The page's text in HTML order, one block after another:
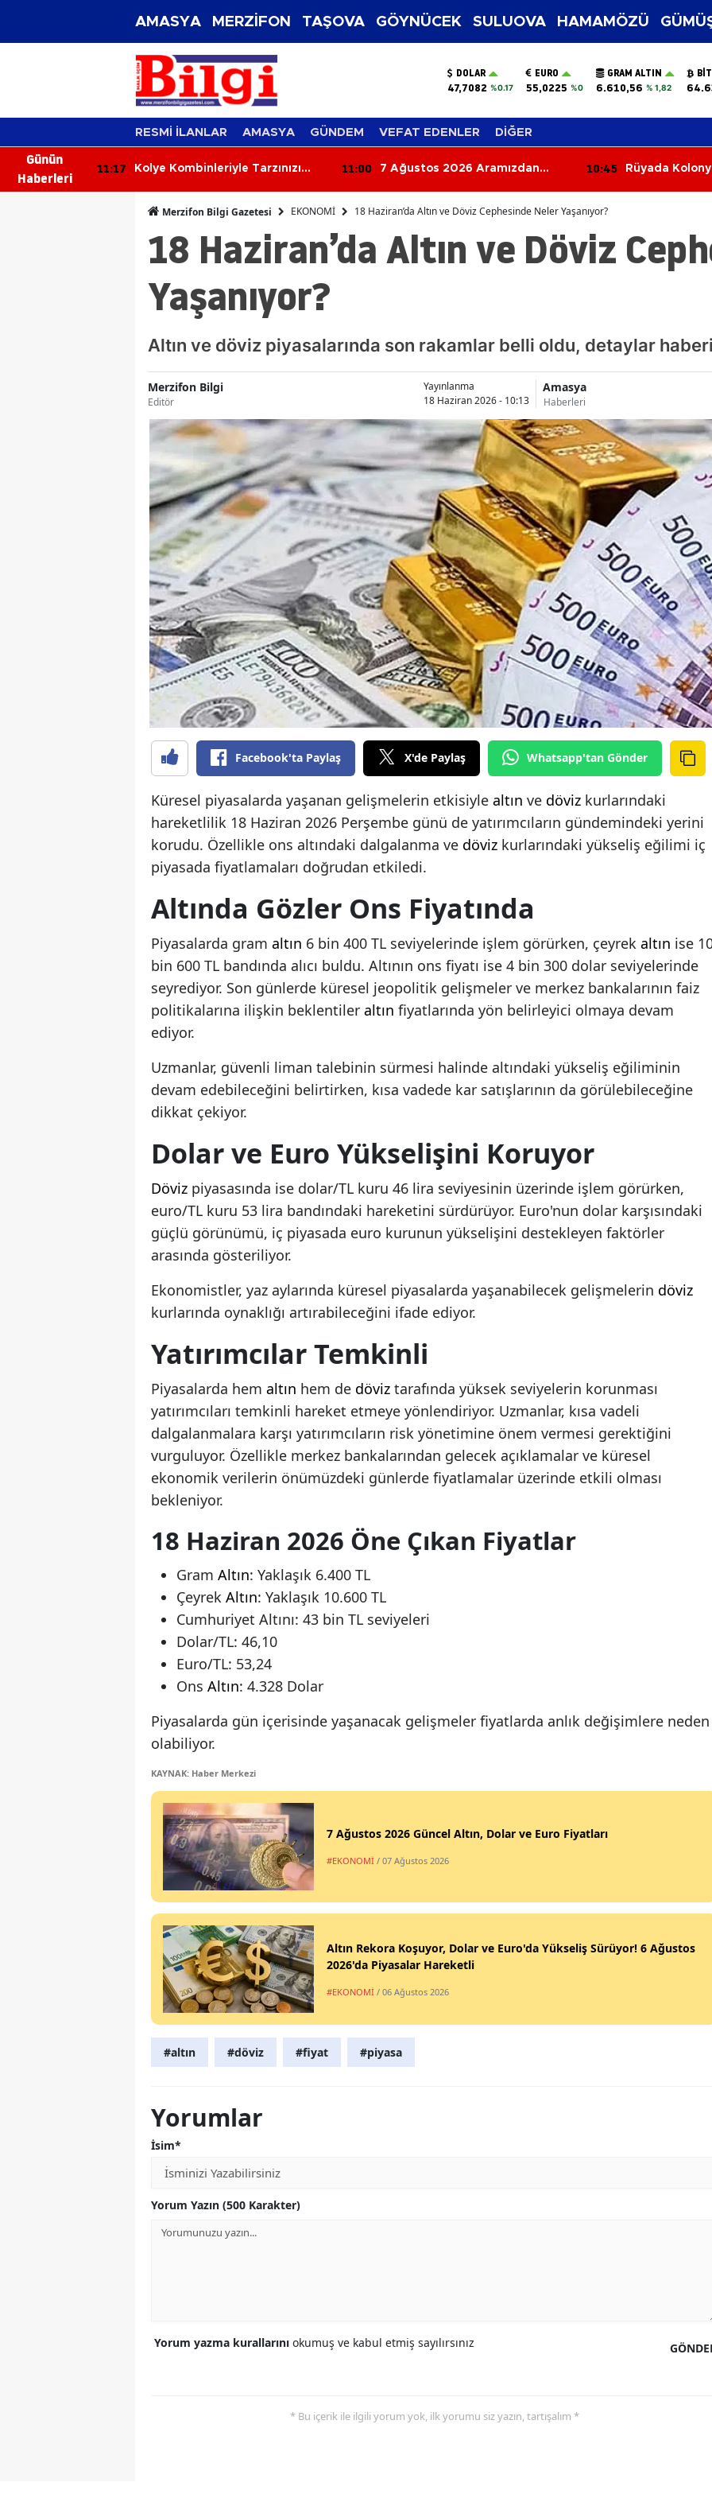
AMASYA MERZİFON TAŞOVA GÖYNÜCEK SULUOVA HAMAMÖZÜ
DOLAR
47,7082 %0.17
EURO
55,0225 %0
GRAM ALTIN
6.610,56 % 1,82
RESMİ İLANLAR AMASYA GÜNDEM VEFAT EDENLER DİĞER
Günün
Haberleri
11:17
Kolye Kombinleriyle Tarzınızı
11:00
7 Ağustos 2026 Aramızdan
10:45
Rüyada
Merzifon Bilgi Gazetesi EKONOMİ 18 Haziran’da Altın ve Döviz Cephesinde Neler Yaşanıyor?
18 Haziran’da Altın ve Döviz
Yaşanıyor?
Altın ve döviz piyasalarında son rakamlar belli oldu, detaylar
Merzifon Bilgi
Editör
Yayınlanma
18 Haziran 2026 - 10:13
Amasya
Haberleri
Facebook'ta Paylaş X'de Paylaş Whatsapp'tan Gönder
Küresel piyasalarda yaşanan gelişmelerin etkisiyle altın ve döviz kurlarındaki
hareketlilik 18 Haziran 2026 Perşembe günü de yatırımcıların gündemindeki yerini
korudu. Özellikle ons altındaki dalgalanma ve döviz kurlarındaki yükseliş eğilimi iç
piyasada fiyatlamaları doğrudan etkiledi.
Altında Gözler Ons Fiyatında
Piyasalarda gram altın 6 bin 400 TL seviyelerinde işlem görürken, çeyrek altın ise
bin 600 TL bandında alıcı buldu. Altının ons fiyatı ise 4 bin 300 dolar seviyelerinde
seyrediyor. Son günlerde küresel jeopolitik gelişmeler ve merkez bankalarının faiz
politikalarına ilişkin beklentiler altın fiyatlarında yön belirleyici olmaya devam
ediyor.
Uzmanlar, güvenli liman talebinin sürmesi halinde altındaki yükseliş eğiliminin
devam edebileceğini belirtirken, kısa vadede kar satışlarının da görülebileceğine
dikkat çekiyor.
Dolar ve Euro Yükselişini Koruyor
Döviz piyasasında ise dolar/TL kuru 46 lira seviyesinin üzerinde işlem görürken,
euro/TL kuru 53 lira bandındaki hareketini sürdürüyor. Euro'nun dolar karşısındaki
güçlü görünümü, iç piyasada euro kurunun yükselişini destekleyen faktörler
arasında gösteriliyor.
Ekonomistler, yaz aylarında küresel piyasalarda yaşanabilecek gelişmelerin döviz
kurlarında oynaklığı artırabileceğini ifade ediyor.
Yatırımcılar Temkinli
Piyasalarda hem altın hem de döviz tarafında yüksek seviyelerin korunması
yatırımcıları temkinli hareket etmeye yönlendiriyor. Uzmanlar, kısa vadeli
dalgalanmalara karşı yatırımcıların risk yönetimine önem vermesi gerektiğini
vurguluyor. Özellikle merkez bankalarından gelecek açıklamalar ve küresel
ekonomik verilerin önümüzdeki günlerde fiyatlamalar üzerinde etkili olması
bekleniyor.
18 Haziran 2026 Öne Çıkan Fiyatlar
Gram Altın: Yaklaşık 6.400 TL
Çeyrek Altın: Yaklaşık 10.600 TL
Cumhuriyet Altını: 43 bin TL seviyeleri
Dolar/TL: 46,10
Euro/TL: 53,24
Ons Altın: 4.328 Dolar
Piyasalarda gün içerisinde yaşanacak gelişmeler fiyatlarda anlık değişimlere neden
olabiliyor.
KAYNAK: Haber Merkezi
7 Ağustos 2026 Güncel Altın, Dolar ve Euro Fiyatları
#EKONOMİ / 07 Ağustos 2026
Altın Rekora Koşuyor, Dolar ve Euro'da Yükseliş Sürüyor! 6 Ağustos
2026'da Piyasalar Hareketli
#EKONOMİ / 06 Ağustos 2026
#altın #döviz #fiyat #piyasa
Yorumlar
İsim*
Yorum Yazın (500 Karakter)
Yorum yazma kurallarını okumuş ve kabul etmiş sayılırsınız
* Bu içerik ile ilgili yorum yok, ilk yorumu siz yazın, tartışalım *